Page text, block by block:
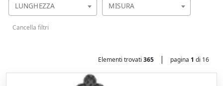
LUNGHEZZA MISURA
Cancella filtri
Elementi trovati 365 | pagina 1 di 16